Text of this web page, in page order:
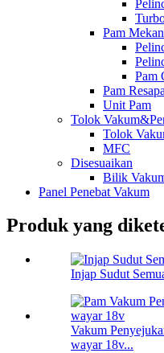
Pam
Pam
Pam
Unit Pam
Tolok
Tolok
MFC
Disesuaikan
Bilik
Panel Penebat Vakum
Produk yang
Injap Sudut
Vakum
wayar 18v...